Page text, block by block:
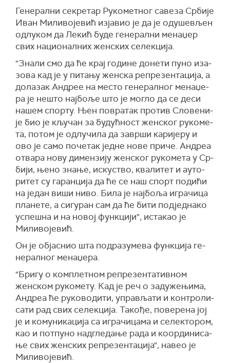
Ге­не­рал­ни се­кре­тар Ру­ко­мет­ног са­ве­за Ср­би­је
Иван Ми­ли­во­је­вић изјавио је да је одушевљен
одлуком да Лекић буде генерални менаџер
свих националних женских селекција.
"Зна­ли смо да ће крај го­ди­не до­не­ти пу­но иза­
зо­ва кад је у пи­та­њу жен­ска ре­пре­зен­та­ци­ја, а
до­ла­зак Ан­дрее на ме­сто ге­не­рал­ног ме­на­џе­
ра је не­што нај­бо­ље што је мо­гло да се де­си
на­шем спор­ту. Њен по­вра­так про­тив Сло­ве­ни­
је био је кљу­чан за бу­дућ­ност жен­ског ру­ко­ме­
та, по­том је од­лу­чи­ла да за­вр­ши ка­ри­је­ру и
ово је са­мо по­че­так јед­не но­ве при­че. Ан­дреа
отва­ра но­ву ди­мен­зи­ју жен­ског ру­ко­ме­та у Ср­
би­ји, ње­но зна­ње, ис­ку­ство, ква­ли­тет и ауто­
ри­тет су га­ран­ци­ја да ће се наш спорт по­ди­ћи
на је­дан ви­ши ни­во. Би­ла је нај­бо­ља игра­чи­ца
пла­не­те, а си­гу­ран сам да ће би­ти подједнако
успе­шна и на но­вој функ­ци­ји", истакао је
Миливојевић.
Он је објаснио шта под­ра­зу­ме­ва функ­ци­ја ге­
не­рал­ног ме­на­џера.
"Бригу о комплетном репрезентативном
женском рукомету. Кад је реч о за­ду­же­њи­ма,
Андреа ће ру­ко­во­ди­ти, упра­вља­ти и кон­тро­ли­
са­ти рад свих се­лек­ци­ја. Та­ко­ђе, по­ве­ре­на јој
је и комуникација са игра­чи­ца­ма и се­лек­то­ром,
као и потпуно над­гле­да­ње ра­да и ко­ор­ди­ни­са­
ње свих жен­ских ре­пре­зен­та­ци­ја", навео је
Миливојевић.